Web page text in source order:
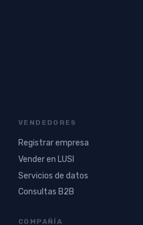
VENDEDORES
Registrar empresa
Vender en LUSI
Servicios de datos
Consultas B2B
COMPAÑÍA